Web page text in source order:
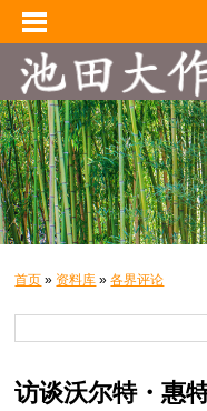
首页 » 资料库 »各界评论
访谈沃尔特・惠